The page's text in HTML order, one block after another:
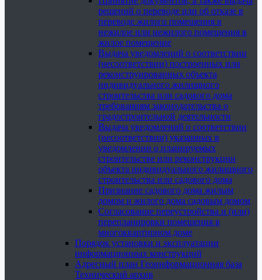
решений о переводе или об отказе в
переводе жилого помещения в
нежилое или нежилого помещения в
жилое помещение
Выдача уведомлений о соответствии
(несоответствии) построенных или
реконструированных объекта
индивидуального жилищного
строительства или садового дома
требованиям законодательства о
градостроительной деятельности
Выдача уведомлений о соответствии
(несоответствии) указанных в
уведомлении о планируемых
строительстве или реконструкции
объекта индивидуального жилищного
строительства или садового дома
Признание садового дома жилым
домом и жилого дома садовым домом
Согласование переустройства и (или)
перепланировки помещения в
многоквартирном доме
Порядок установки и эксплуатации
информационных конструкций
Адресный план Геоинформационная база
Технический архив